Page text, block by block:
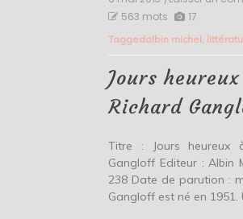
563 mots 17
Taggedalbin michel
Jours
Richard
Titre : Jours heureux
Gangloff Editeur : Albin
238 Date de parution :
Gangloff est né en 1951.